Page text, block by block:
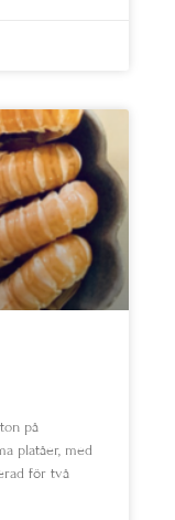
på
platåer, med
för två